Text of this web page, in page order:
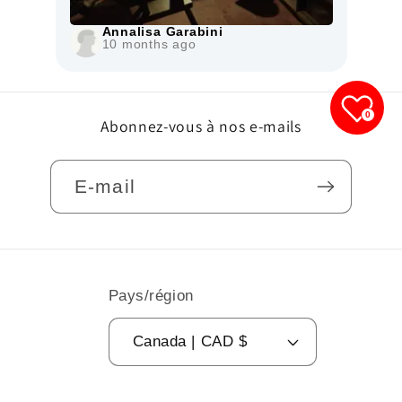
Abonnez-vous à nos e-mails
E-mail
Pays/région
Canada | CAD $
0